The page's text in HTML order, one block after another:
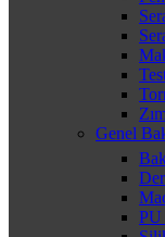
Genel
PU